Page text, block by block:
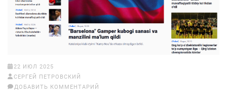
22 ИЮЛ 2025
СЕРГЕЙ ПЕТРОВСКИЙ
ДОБАВИТЬ КОММЕНТАРИЙ